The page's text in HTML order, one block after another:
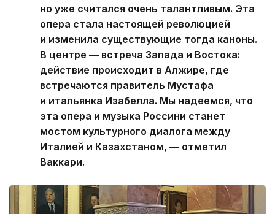
но уже считался очень талантливым. Эта
опера стала настоящей революцией
и изменила существующие тогда каноны.
В центре — встреча Запада и Востока:
действие происходит в Алжире, где
встречаются правитель Мустафа
и итальянка Изабелла. Мы надеемся, что
эта опера и музыка Россини станет
мостом культурного диалога между
Италией и Казахстаном, — отметил
Ваккари.